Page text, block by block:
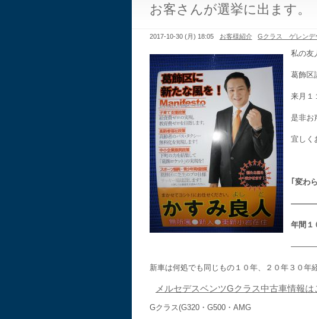
お客さんが選挙に出ます。
2017-10-30 (月) 18:05 お客様紹介 Gクラス ゲレンデ
私の友
葛飾区
来月１
是非
宜しく
｢変わ
年間１
新車は何処でも同じもの１０年、２０年３０年
メルセデスベンツGクラス中古車情報は
Gクラス(G320・G500・AMG